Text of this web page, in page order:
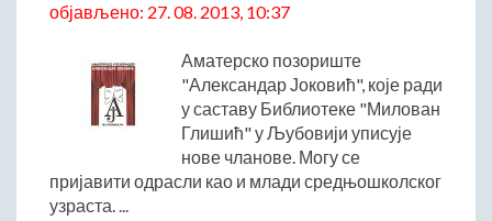
објављено: 27. 08. 2013, 10:37
Аматерско позориште
"Александар Јоковић", које ради
у саставу Библиотеке "Милован
Глишић" у Љубовији уписује
нове чланове. Могу се
пријавити одрасли као и млади средњошколског
узраста. ...